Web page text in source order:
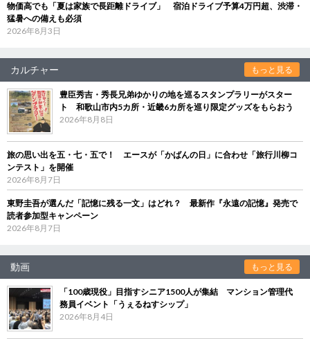
物価高でも「夏は家族で長距離ドライブ」 宿泊ドライブ予算4万円超、渋滞・
猛暑への備えも必須
2026年8月3日
カルチャー もっと見る
豊臣秀吉・秀長兄弟ゆかりの地を巡るスタンプラリーがスター
ト 和歌山市内5カ所・近畿6カ所を巡り限定グッズをもらおう
2026年8月8日
旅の思い出を五・七・五で！ エースが「かばんの日」に合わせ「旅行川柳コ
ンテスト」を開催
2026年8月7日
東野圭吾が選んだ「記憶に残る一文」はどれ？ 最新作『永遠の記憶』発売で
読者参加型キャンペーン
2026年8月7日
動画 もっと見る
「100歳現役」目指すシニア1500人が集結 マンション管理代
務員イベント「うぇるねすシップ」
2026年8月4日